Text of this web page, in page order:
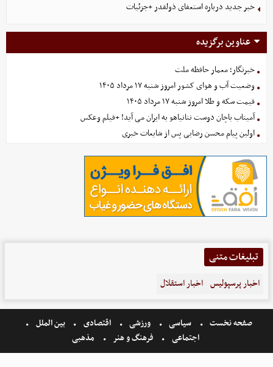
خبر جدید درباره استعفای ذولقدر +جزئیات
عناوین برگزیده
خبرنگار؛ معمار حافظه ملت
وضعیت آب و هوای کشور امروز شنبه ۱۷ مرداد ۱۴۰۵
قیمت سکه و طلا امروز شنبه ۱۷ مرداد ۱۴۰۵
آمیتاب باچان دوست نتانیاهو به ایران می آید! +فیلم وعکس
اولین پیام محسن رضایی پس از شایعات خبری
تبلیغات متنی
اخبار پرسپولیس اخبار استقلال
صفحه نخست سیاسی ورزشی اقتصادی
بین الملل
اجتماعی
فرهنگ و هنر مذهبی